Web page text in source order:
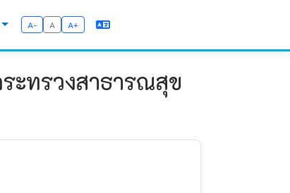
A- A A+
ะทรวงสาธารณสุข